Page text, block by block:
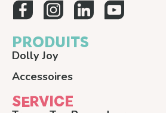
PRODUITS
Dolly Joy
Accessoires
SERVICE